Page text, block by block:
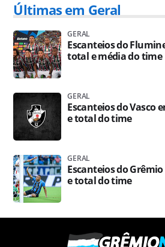
Últimas em Geral
GERAL
Escanteios do
total e média do time
GERAL
Escanteios do Vasco
e total do time
GERAL
Escanteios do
e total do time